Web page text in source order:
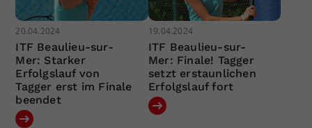
20.04.2024
ITF Beaulieu-sur-
Mer: Starker
Erfolgslauf von
Tagger erst im Finale
beendet
19.04.2024
ITF Beaulieu-sur-
Mer: Finale! Tagger
setzt erstaunlichen
Erfolgslauf fort